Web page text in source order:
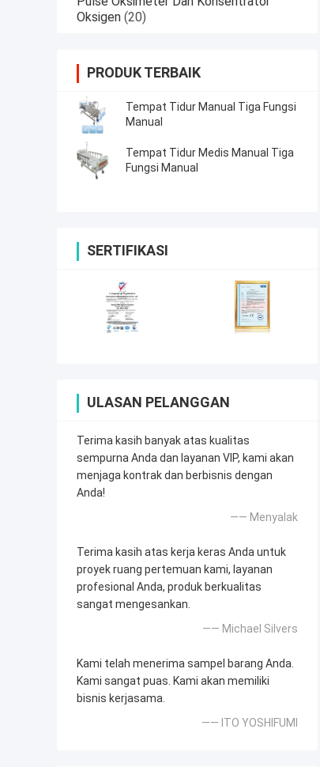
Oksigen (20)
PRODUK TERBAIK
Tempat Tidur Manual Tiga Fungsi
Manual
Tempat Tidur Medis Manual Tiga
Fungsi Manual
SERTIFIKASI
ULASAN PELANGGAN
Terima kasih banyak atas kualitas
sempurna Anda dan layanan VIP, kami akan
menjaga kontrak dan berbisnis dengan
Anda!
—— Menyalak
Terima kasih atas kerja keras Anda untuk
proyek ruang pertemuan kami, layanan
profesional Anda, produk berkualitas
sangat mengesankan.
—— Michael Silvers
Kami telah menerima sampel barang Anda.
Kami sangat puas. Kami akan memiliki
bisnis kerjasama.
—— ITO YOSHIFUMI